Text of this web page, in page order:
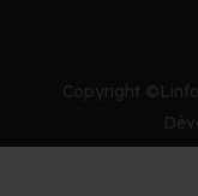
Copyright